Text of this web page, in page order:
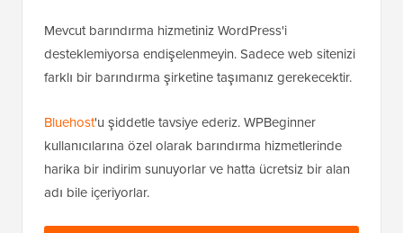
Mevcut barındırma hizmetiniz WordPress'i
desteklemiyorsa endişelenmeyin. Sadece web sitenizi
farklı bir barındırma şirketine taşımanız gerekecektir.
Bluehost'u şiddetle tavsiye ederiz. WPBeginner
kullanıcılarına özel olarak barındırma hizmetlerinde
harika bir indirim sunuyorlar ve hatta ücretsiz bir alan
adı bile içeriyorlar.